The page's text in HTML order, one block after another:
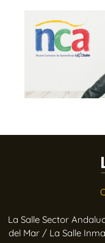
La Salle Sector
del Mar / La Salle